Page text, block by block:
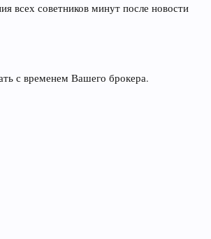
всех советников минут после новости
с временем Вашего брокера.